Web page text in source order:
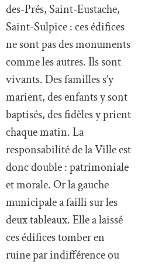
des-Prés, Saint-Eustache,
Saint-Sulpice : ces édifices
ne sont pas des monuments
comme les autres. Ils sont
vivants. Des familles s’y
marient, des enfants y sont
baptisés, des fidèles y prient
chaque matin. La
responsabilité de la Ville est
donc double : patrimoniale
et morale. Or la gauche
municipale a failli sur les
deux tableaux. Elle a laissé
ces édifices tomber en
ruine par indifférence ou